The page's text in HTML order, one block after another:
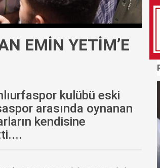
EMİN YETİM’E
kulübü eski
arasında oynanan
kendisine